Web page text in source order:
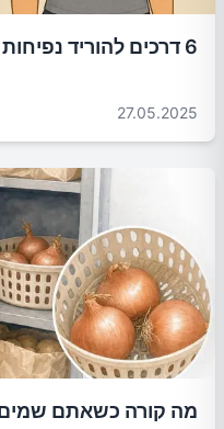
6 דרכים להוריד נפיחות בבטן תוך 24 שעות
27.05.2025
מה קורה כשאתם שמים